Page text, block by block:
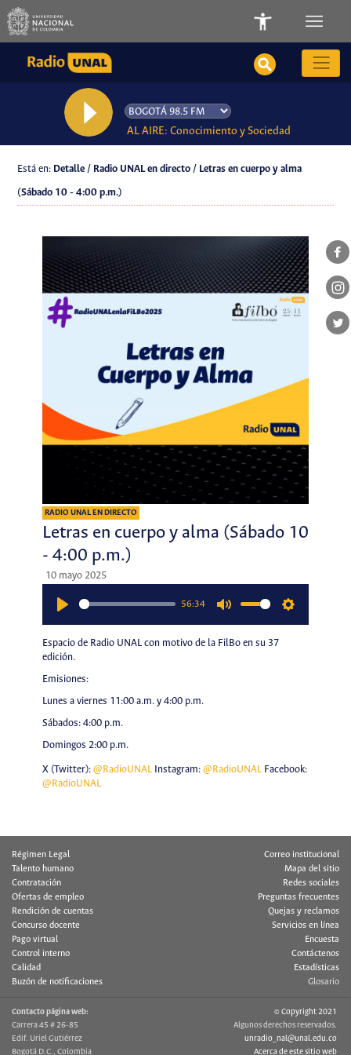
AL AIRE: Conocimiento y Sociedad
Está en: Detalle / Radio UNAL en directo / Letras en cuerpo y alma
(Sábado 10 - 4:00 p.m.)
RADIO UNAL EN DIRECTO
Letras en cuerpo y alma (Sábado 10
- 4:00 p.m.)
10 mayo 2025
56:34
Espacio de Radio UNAL con motivo de la FilBo en su 37
edición.
Emisiones:
Lunes a viernes 11:00 a.m. y 4:00 p.m.
Sábados: 4:00 p.m.
Domingos 2:00 p.m.
X (Twitter): @RadioUNALInstagram: @RadioUNALFacebook:
@RadioUNAL
Régimen Legal
Talento humano
Contratación
Ofertas de empleo
Rendición de cuentas
Concurso docente
Pago virtual
Control interno
Calidad
Buzón de notificaciones
Correo institucional
Mapa del sitio
Redes sociales
Preguntas frecuentes
Quejas y reclamos
Servicios en línea
Encuesta
Contáctenos
Estadísticas
Glosario
Contacto página web:
Carrera 45 # 26-85
Edif. Uriel Gutiérrez
Bogotá D.C., Colombia
© Copyright 2021
Algunos derechos reservados.
unradio_nal@unal.edu.co
Acerca de este sitio web